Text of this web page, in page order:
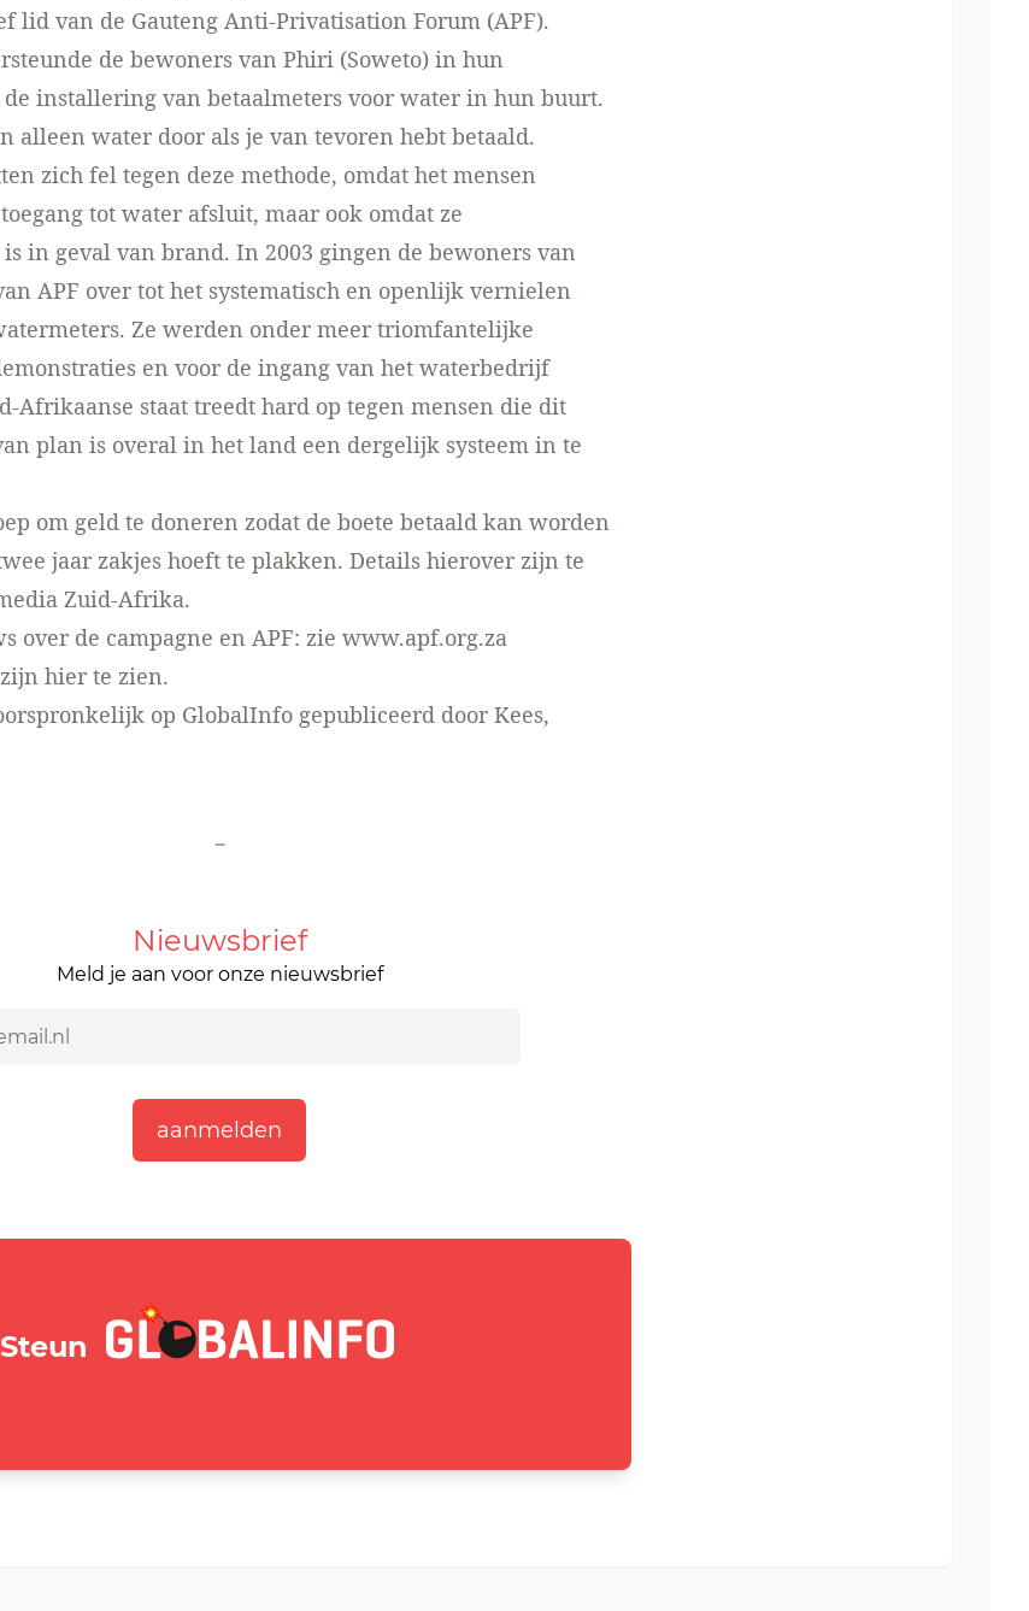
lid van de Gauteng Anti-Privatisation Forum (APF).
de bewoners van Phiri (Soweto) in hun
de installering van betaalmeters voor water in hun buurt.
alleen water door als je van tevoren hebt betaald.
zich fel tegen deze methode, omdat het mensen
tot water afsluit, maar ook omdat ze
in geval van brand. In 2003 gingen de bewoners van
APF over tot het systematisch en openlijk vernielen
Ze werden onder meer triomfantelijke
en voor de ingang van het waterbedrijf
Afrikaanse staat treedt hard op tegen mensen die dit
plan is overal in het land een dergelijk systeem in te
om geld te doneren zodat de boete betaald kan worden
jaar zakjes hoeft te plakken. Details hierover zijn te
Zuid-Afrika.
over de campagne en APF: zie www.apf.org.za
zijn hier te zien.
op GlobalInfo gepubliceerd door Kees,
-
Nieuwsbrief
Meld je aan voor onze nieuwsbrief
Steun GLOBALINFO.nl